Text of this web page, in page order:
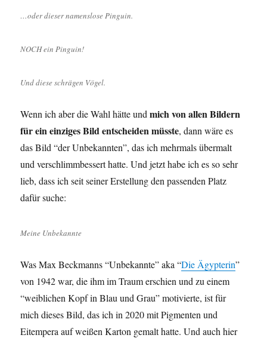
…oder dieser namenslose Pinguin.
NOCH ein Pinguin!
Und diese schrägen Vögel.
Wenn ich aber die Wahl hätte undmich von allen Bildern
für ein einziges Bild entscheiden müsste, dann wäre es
das Bild “der Unbekannten”, das ich mehrmals übermalt
und verschlimmbessert hatte. Und jetzt habe ich es so sehr
lieb, dass ich seit seiner Erstellung den passenden Platz
dafür suche:
Meine Unbekannte
Was Max Beckmanns “Unbekannte” aka “Die Ägypterin”
von 1942 war, die ihm im Traum erschien und zu einem
“weiblichen Kopf in Blau und Grau” motivierte, ist für
mich dieses Bild, das ich in 2020 mit Pigmenten und
Eitempera auf weißen Karton gemalt hatte. Und auch hier